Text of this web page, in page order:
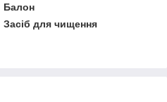
Балон
Засіб для чищення